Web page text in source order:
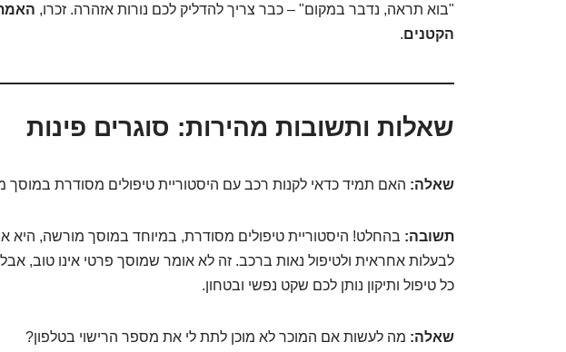
"בוא תראה, נדבר במקום" – כבר צריך להדליק לכם נורות אזהרה. זכרו,
הקטנים.
שאלות ותשובות מהירות: סוגרים פינות
שאלה: האם תמיד כדאי לקנות רכב עם היסטוריית טיפולים מסודרת במוסך
תשובה: בהחלט! היסטוריית טיפולים מסודרת, במיוחד במוסך מורשה, היא
לבעלות אחראית ולטיפול נאות ברכב. זה לא אומר שמוסך פרטי אינו טוב,
כל טיפול ותיקון נותן לכם שקט נפשי ובטחון.
שאלה: מה לעשות אם המוכר לא מוכן לתת לי את מספר הרישוי בטלפון?